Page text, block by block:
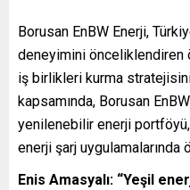
Borusan EnBW Enerji,
deneyimini önceliklendiren
iş birlikleri kurma
kapsamında, Borusan
yenilenebilir enerji
enerji şarj uygulamalarında
Enis Amasyalı: “Yeşil